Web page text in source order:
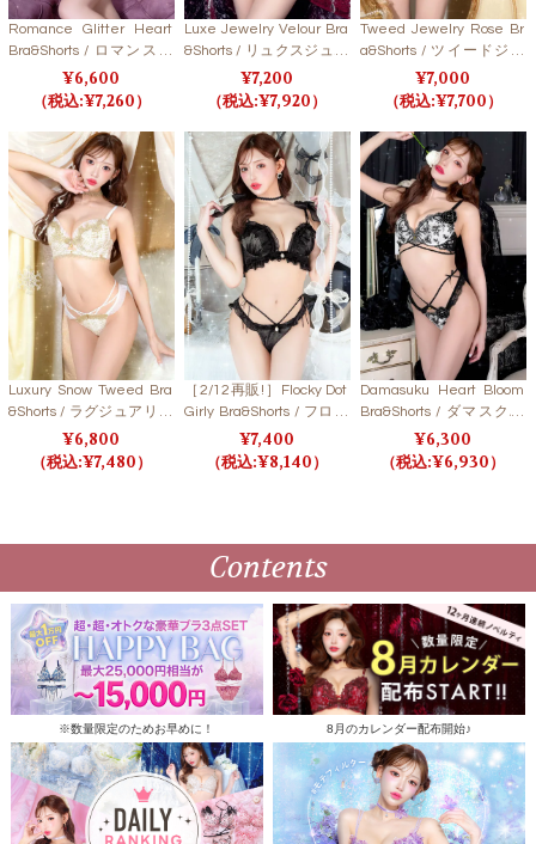
Romance Glitter Heart
Bra&Shorts / ロマンスグ
リッターハートブラ＆シ
ョーツ 【LB5500】 【LB
5500】
6,600
7,260
Luxe Jewelry Velour Bra
&Shorts / リュクスジュエ
リーベロアブラ＆ショー
ツ【LB5500】
7,200
7,920
Tweed Jewelry Rose Br
a&Shorts / ツイードジュ
エリーローズブラ＆ショ
ーツ【LB5500】
7,000
7,700
Luxury Snow Tweed Bra
&Shorts / ラグジュアリー
スノーツイードブラ＆シ
ョーツ 【LB5500】
6,800
7,480
［2/12再販!］Flocky Dot
Girly Bra&Shorts / フロッ
キードットガーリーブラ
＆ショーツ 【LB5500】
7,400
8,140
Damasuku Heart Bloom
Bra&Shorts / ダマスクハ
ートブルームブラ＆ショ
ーツ 【LB5500】
6,300
6,930
Contents
※数量限定のためお早めに！ 8月のカレンダー配布開始♪